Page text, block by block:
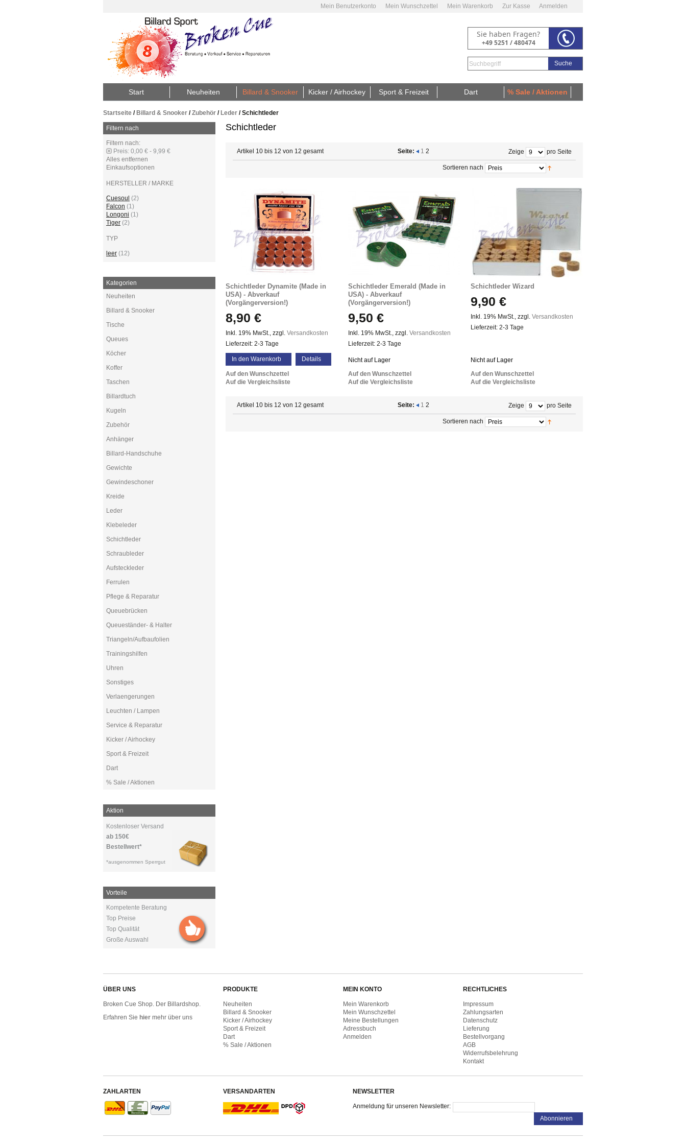
Mein Benutzerkonto Mein Wunschzettel Mein Warenkorb Zur Kasse Anmelden
Sie haben Fragen?
+49 5251 / 480474
Suche
Start Neuheiten Billard & Snooker Kicker / Airhockey Sport & Freizeit Dart % Sale / Aktionen
Startseite / Billard & Snooker /Zubehör / Leder /Schichtleder
Schichtleder
Artikel 10 bis 12 von 12 gesamt Zeige pro Seite
Seite: 1 2
Sortieren nach
Schichtleder Dynamite (Made in
USA) - Abverkauf
(Vorgängerversion!)
8,90 €
Inkl. 19% MwSt., zzgl. Versandkosten
Lieferzeit: 2-3 Tage
In den Warenkorb Details
Auf den Wunschzettel
Auf die Vergleichsliste
Schichtleder Emerald (Made in
USA) - Abverkauf
(Vorgängerversion!)
9,50 €
Inkl. 19% MwSt., zzgl. Versandkosten
Lieferzeit: 2-3 Tage
Nicht auf Lager
Auf den Wunschzettel
Auf die Vergleichsliste
Schichtleder Wizard
9,90 €
Inkl. 19% MwSt., zzgl. Versandkosten
Lieferzeit: 2-3 Tage
Nicht auf Lager
Auf den Wunschzettel
Auf die Vergleichsliste
Artikel 10 bis 12 von 12 gesamt Zeige pro Seite
Seite: 1 2
Sortieren nach
Filtern nach
Filtern nach:
Preis: 0,00 € - 9,99 €
Alles entfernen
Einkaufsoptionen
HERSTELLER / MARKE
Cuesoul (2)
Falcon (1)
Longoni (1)
Tiger (2)
TYP
leer (12)
Kategorien
Neuheiten
Billard & Snooker
Tische
Queues
Köcher
Koffer
Taschen
Billardtuch
Kugeln
Zubehör
Anhänger
Billard-Handschuhe
Gewichte
Gewindeschoner
Kreide
Leder
Klebeleder
Schichtleder
Schraubleder
Aufsteckleder
Ferrulen
Pflege & Reparatur
Queuebrücken
Queueständer- & Halter
Triangeln/Aufbaufolien
Trainingshilfen
Uhren
Sonstiges
Verlaengerungen
Leuchten / Lampen
Service & Reparatur
Kicker / Airhockey
Sport & Freizeit
Dart
% Sale / Aktionen
Aktion
Kostenloser Versand
ab 150€
Bestellwert*
*ausgenommen Sperrgut
Vorteile
Kompetente Beratung
Top Preise
Top Qualität
Große Auswahl
ÜBER UNS
Broken Cue Shop. Der Billardshop.
Erfahren Sie hier mehr über uns
PRODUKTE
Neuheiten
Billard & Snooker
Kicker / Airhockey
Sport & Freizeit
Dart
% Sale / Aktionen
MEIN KONTO
Mein Warenkorb
Mein Wunschzettel
Meine Bestellungen
Adressbuch
Anmelden
RECHTLICHES
Impressum
Zahlungsarten
Datenschutz
Lieferung
Bestellvorgang
AGB
Widerrufsbelehrung
Kontakt
ZAHLARTEN VERSANDARTEN NEWSLETTER
Anmeldung für unseren Newsletter:
Abonnieren